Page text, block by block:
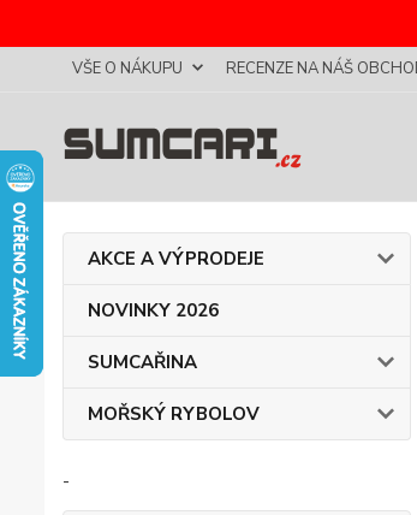
VŠE O NÁKUPU RECENZE NA NÁŠ
AKCE A VÝPRODEJE
NOVINKY 2026
SUMCAŘINA
MOŘSKÝ RYBOLOV
-